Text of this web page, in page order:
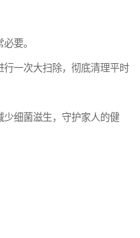
要。
一次大扫除，彻底清理平时
细菌滋生，守护家人的健